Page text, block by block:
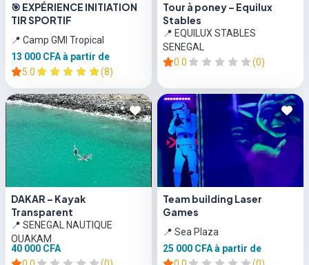
🎯 EXPÉRIENCE INITIATION
TIR SPORTIF
📍 Camp GMI Tropical
13 000 CFAà partir de
5.0
(8)
Tour à poney – Equilux
Stables
📍 EQUILUX STABLES
SENEGAL
0.0
(0)
DAKAR – Kayak
Transparent
📍 SENEGAL NAUTIQUE
OUAKAM
40 000 CFA
Team building Laser
Games
📍 Sea Plaza
25 000 CFAà partir de